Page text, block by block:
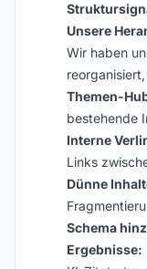
Unsere
Wir haben
Themen-
bestehende
Interne
Links
Dünne
Schema
Ergebnisse: